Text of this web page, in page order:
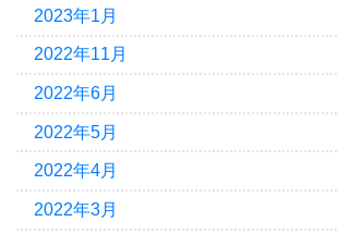
2023年1月
2022年11月
2022年6月
2022年5月
2022年4月
2022年3月